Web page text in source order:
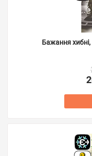
Бажання